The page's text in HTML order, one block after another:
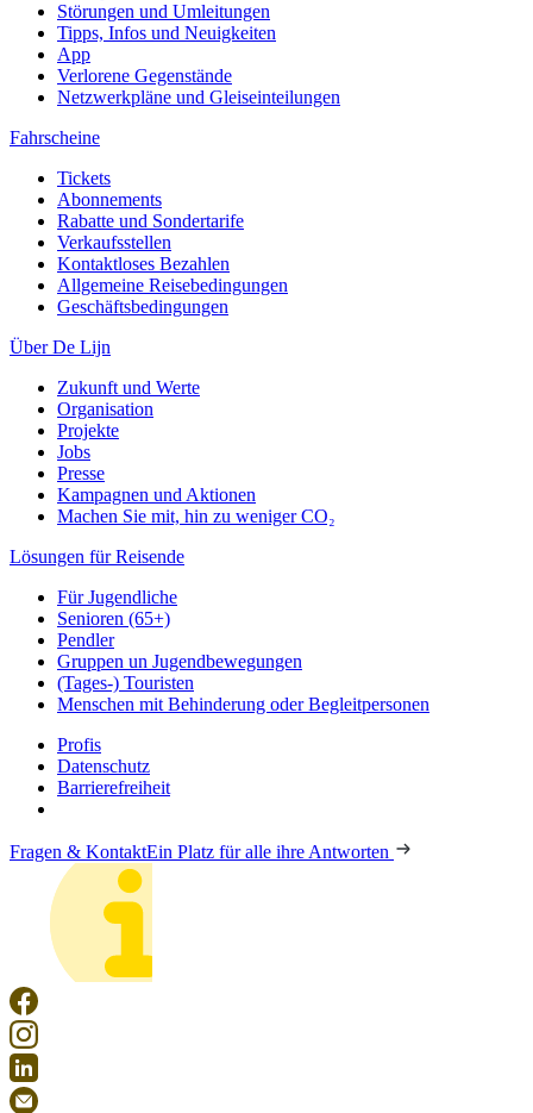
Störungen und Umleitungen
Tipps, Infos und Neuigkeiten
App
Verlorene Gegenstände
Netzwerkpläne und Gleiseinteilungen
Fahrscheine
Tickets
Abonnements
Rabatte und Sondertarife
Verkaufsstellen
Kontaktloses Bezahlen
Allgemeine Reisebedingungen
Geschäftsbedingungen
Über De Lijn
Zukunft und Werte
Organisation
Projekte
Jobs
Presse
Kampagnen und Aktionen
Machen Sie mit, hin zu weniger CO₂
Lösungen für Reisende
Für Jugendliche
Senioren (65+)
Pendler
Gruppen un Jugendbewegungen
(Tages-) Touristen
Menschen mit Behinderung oder Begleitpersonen
Profis
Datenschutz
Barrierefreiheit
Fragen & KontaktEin Platz für alle ihre Antworten